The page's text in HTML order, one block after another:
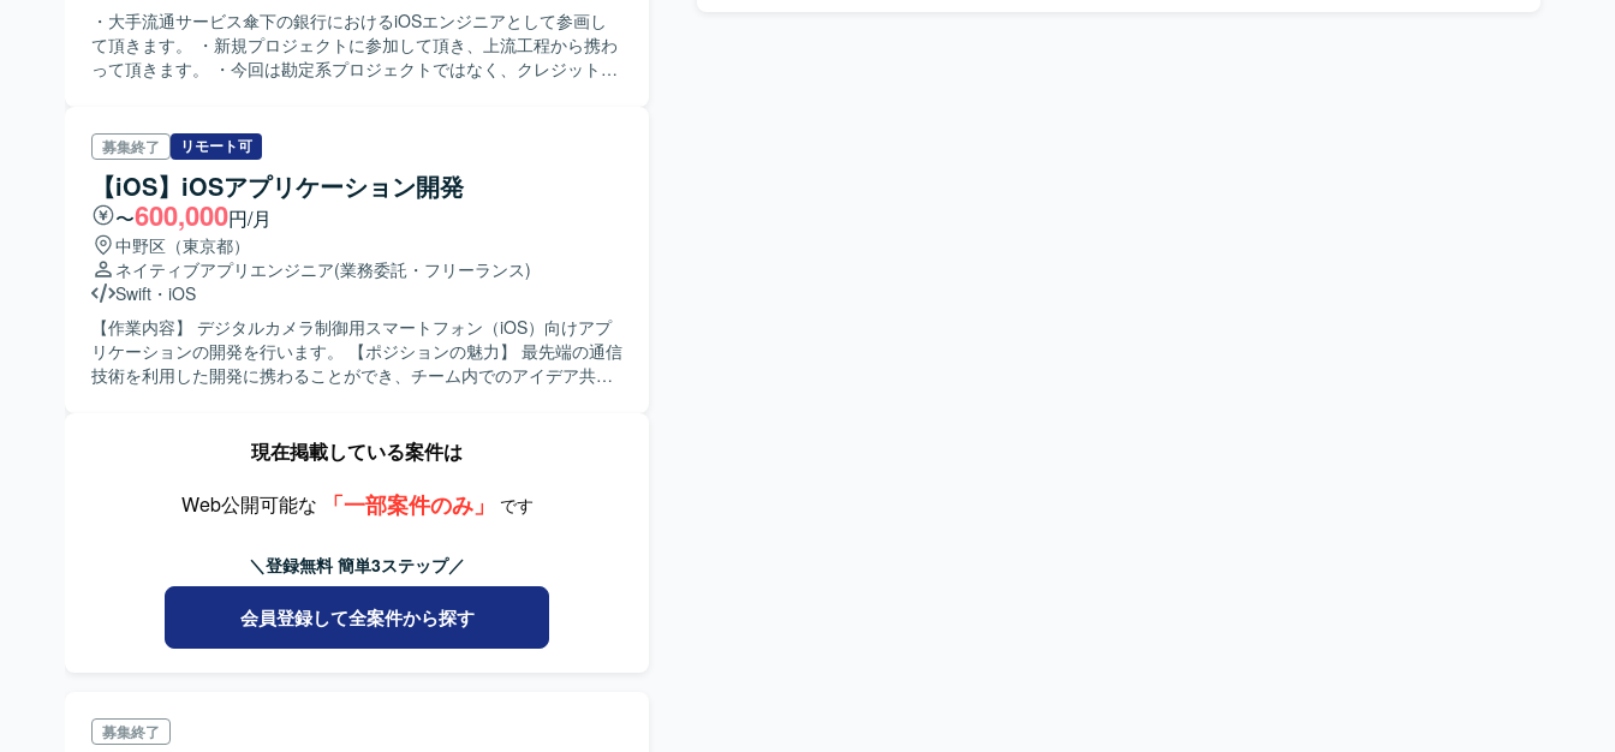
・大手流通サービス傘下の銀行におけるiOSエンジニアとして参画し
て頂きます。 ・新規プロジェクトに参加して頂き、上流工程から携わ
って頂きます。 ・今回は勘定系プロジェクトではなく、クレジットカ
募集終了 リモート可
【iOS】iOSアプリケーション開発
〜600,000円/月
中野区（東京都）
ネイティブアプリエンジニア(業務委託・フリーランス)
Swift ・ iOS
【作業内容】 デジタルカメラ制御用スマートフォン（iOS）向けアプ
リケーションの開発を行います。 【ポジションの魅力】 最先端の通信
技術を利用した開発に携わることができ、チーム内でのアイデア共有
現在掲載している案件は
Web公開可能な
「一部案件のみ」 です
＼登録無料 簡単3ステップ／
会員登録して全案件から探す
募集終了